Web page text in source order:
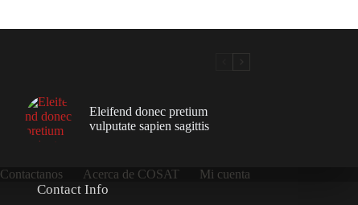
Eleifend donec pretium
vulputate sapien sagittis
Contactanos Acerca de COSAT
Mi cuenta
Contact Info